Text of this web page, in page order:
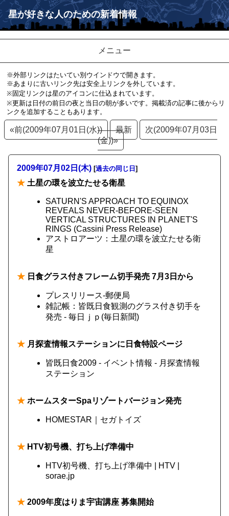
星が好きな人のための新着情報
メニュー
※外部リンクはたいてい別ウインドウで開きます。
※あまりに古いリンク先は安全上リンクを外しています。
※固定リンクは星のアイコンに仕込まれています。
※更新は日付の前日の夜と当日の朝が多いです。掲載済の記事に後からリ
ンクを追加することもあります。
«前(2009年07月01日(水)) 最新
次(2009年07月03日
(金))»
2009年07月02日(木) [過去の同じ日 ]
★ 土星の環を波立たせる衛星
SATURN'S APPROACH TO EQUINOX
REVEALS NEVER-BEFORE-SEEN
VERTICAL STRUCTURES IN PLANET'S
RINGS (Cassini Press Release)
アストロアーツ：土星の環を波立たせる衛
星
★ 日食グラス付きフレーム切手発売 7月3日から
プレスリリース‐郵便局
雑記帳：皆既日食観測のグラス付き切手を
発売 - 毎日ｊｐ(毎日新聞)
★ 月探査情報ステーションに日食特設ページ
皆既日食2009 - イベント情報 - 月探査情報
ステーション
★ ホームスターSpaリゾートバージョン発売
HOMESTAR｜セガトイズ
★ HTV初号機、打ち上げ準備中
HTV初号機、打ち上げ準備中 | HTV |
sorae.jp
★ 2009年度はりま宇宙講座 募集開始